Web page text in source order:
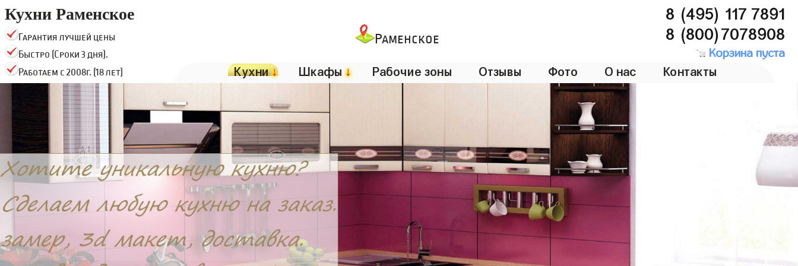
Кухни Раменское
Гарантия лучшей цены
Быстро (Сроки 3 дня).
Работаем с 2008г. (18 лет)
Раменское
8 (495) 117 7891
8 (800)7078908
Корзина пуста
Кухни↓ Шкафы↓ Рабочие зоны Отзывы Фото О нас Контакты